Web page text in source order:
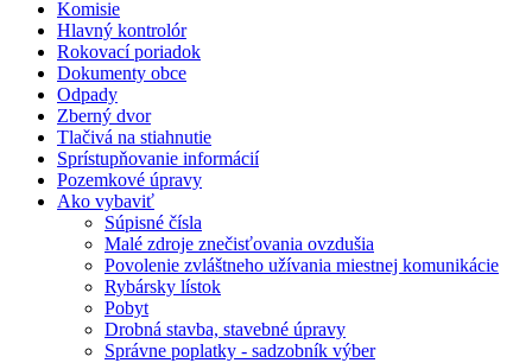
Komisie
Hlavný kontrolór
Rokovací poriadok
Dokumenty obce
Odpady
Zberný dvor
Tlačivá na stiahnutie
Sprístupňovanie informácií
Pozemkové úpravy
Ako vybaviť
Súpisné čísla
Malé zdroje znečisťovania ovzdušia
Povolenie zvláštneho užívania miestnej komunikácie
Rybársky lístok
Pobyt
Drobná stavba, stavebné úpravy
Správne poplatky - sadzobník výber